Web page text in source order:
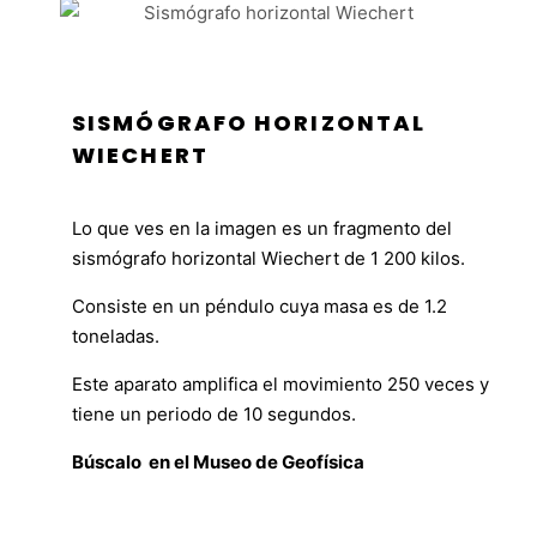
SISMÓGRAFO HORIZONTAL
WIECHERT
Lo que ves en la imagen es un fragmento del
sismógrafo horizontal Wiechert de 1 200 kilos.
Consiste en un péndulo cuya masa es de 1.2
toneladas.
Este aparato amplifica el movimiento 250 veces y
tiene un periodo de 10 segundos.
Búscalo en el Museo de Geofísica